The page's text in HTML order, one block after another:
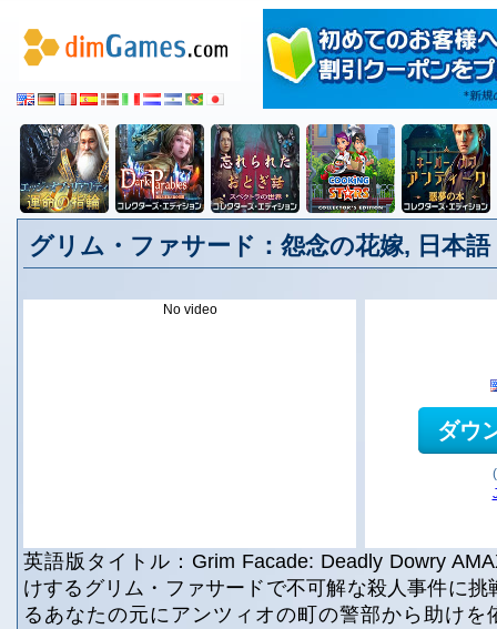
グリム・ファサード：怨念の花嫁, 日本語
No video
ダウ
英語版タイトル：Grim Facade: Deadly Dowry
けするグリム・ファサードで不可解な殺人事件に挑
るあなたの元にアンツィオの町の警部から助けを